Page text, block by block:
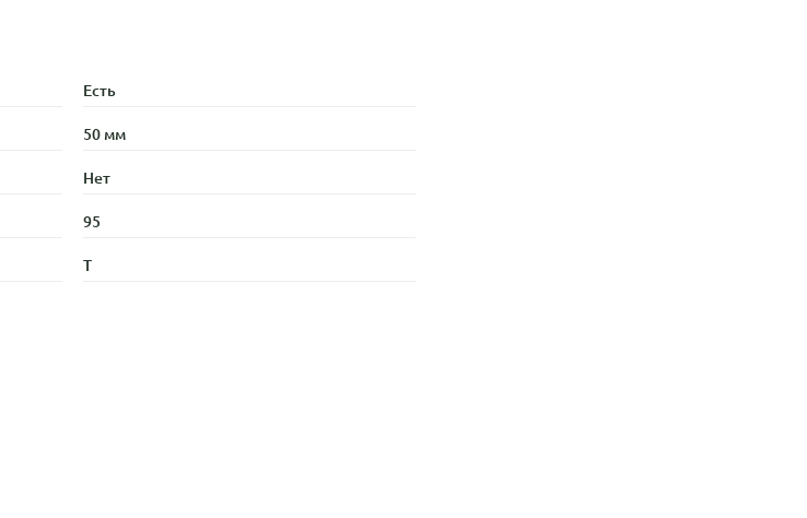
Есть
50 мм
Нет
95
T